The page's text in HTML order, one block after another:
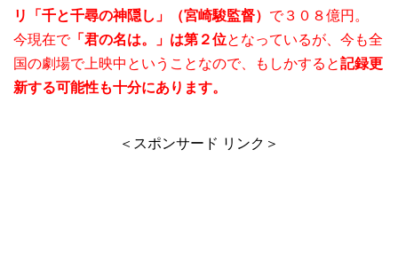
リ「千と千尋の神隠し」（宮崎駿監督） で３０８億円。
今現在で「君の名は。」は第２位となっているが、今も全
国の劇場で上映中ということなので、もしかすると記録更
新する可能性も十分にあります。
＜スポンサード リンク＞